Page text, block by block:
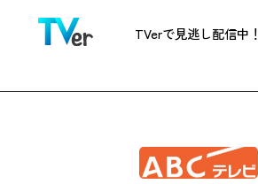
TVerで見逃し配信中！